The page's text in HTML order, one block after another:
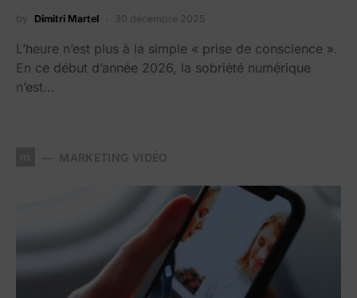
by Dimitri Martel 30 décembre 2025
L’heure n’est plus à la simple « prise de conscience ».
En ce début d’année 2026, la sobriété numérique
n’est…
MARKETING VIDÉO